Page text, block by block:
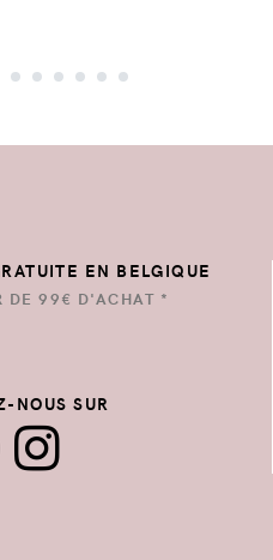
EN BELGIQUE
DE 99€ D'ACHAT *
NOUS SUR